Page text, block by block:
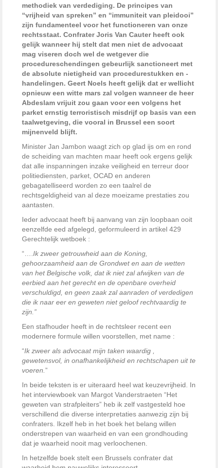
methodiek van verdediging. De principes van
“vrijheid van spreken” en “immuniteit van pleidooi”
zijn fundamenteel voor het functioneren van onze
rechtsstaat. Confrater Joris Van Cauter heeft ook
gelijk wanneer hij stelt dat men niet de advocaat
mag viseren doch wel de wetgever die
procedureschendingen gebeurlijk sanctioneert met
de absolute nietigheid van procedurestukken en -
handelingen. Geert Noels heeft gelijk dat er wellicht
opnieuw een witte mars zal volgen wanneer de heer
Abdeslam vrijuit zou gaan voor een volgens het
parket ernstig terroristisch misdrijf op basis van een
taalwetgeving, die vooral in Brussel een soort
mijnenveld blijft.
Minister Jan Jambon waagt zich op glad ijs om en rond
de scheiding van machten maar heeft ook ergens gelijk
dat alle inspanningen inzake veiligheid en terreur door
politiediensten, parket, OCAD en anderen
gebagatelliseerd worden zo een taalrel de
rechtsgeldigheid van al deze moeizame prestaties zou
aantasten.
Ieder advocaat heeft bij aanvang van zijn loopbaan ooit
eenzelfde eed afgelegd, geformuleerd in artikel 429
Gerechtelijk wetboek :
“…. Ik zweer getrouwheid aan de Koning,
gehoorzaamheid aan de Grondwet en aan de wetten
van het Belgische volk, dat ik niet zal afwijken van de
eerbied aan het gerecht en de openbare overheid
verschuldigd, en geen zaak zal aanraden of verdedigen
die ik naar eer en geweten niet geloof rechtvaardig te
zijn.”
Een stafhouder heeft in de rechtsleer recent een
modernere formule willen voorstellen, met name :
“Ik zweer als advocaat mijn taken waardig ,
gewetensvol, in onafhankelijkheid en rechtschapen uit te
voeren. ”
In beide teksten is er uiteraard heel wat keuzevrijheid. In
het interviewboek van Margot Vanderstraeten “Het
geweten van strafpleiters” heb ik zelf vastgesteld hoe
verschillend die diverse interpretaties aanwezig zijn bij
confraters. Ikzelf heb in het boek het belang willen
onderstrepen van waarheid en van een grondhouding
dat je waarheid nooit mag verloochenen.
In hetzelfde boek stelt een Brussels confrater dat